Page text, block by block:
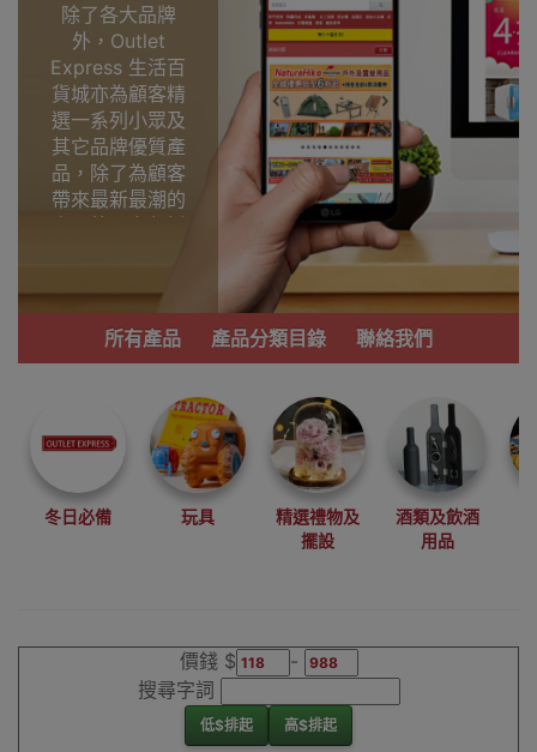
除了各大品牌
外，Outlet
Express 生活百
貨城亦為顧客精
選一系列小眾及
其它品牌優質產
品，除了為顧客
帶來最新最潮的
產品外，亦包括
功能齊備的產
品。
我們每月會固定
尋找最更新、最
潮、有特色而且
優惠的優質產
品，從用家的角
度為你帶來你的
最好選擇。
所有產品 產品分類目錄 聯絡我們
冬日必備 玩具
精選禮物及
擺設
酒類及飲酒
用品
價錢 $
-
搜尋字詞
低$排起 高$排起